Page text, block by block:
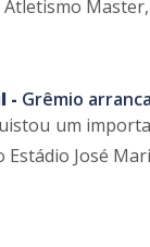
- Grêmio
um
José